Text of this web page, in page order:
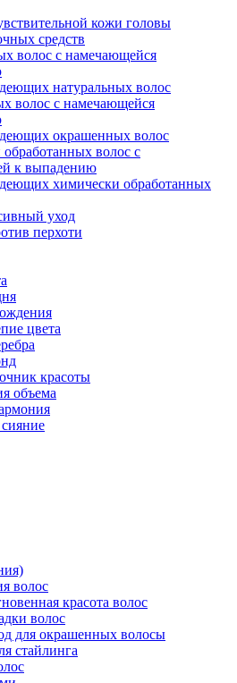
кожи головы
средств
волос с намечающейся
натуральных волос
волос с намечающейся
окрашенных волос
волос с
к выпадению
химически обработанных
уход
перхоти
цвета
красоты
объема
волос
красота волос
волос
для окрашенных волосы
стайлинга